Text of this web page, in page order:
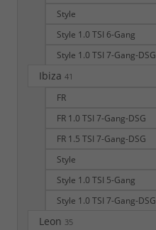
Style
Style 1.0 TSI 6-Gang
Style 1.0 TSI 7-Gang-DSG
Ibiza 41
FR
FR 1.0 TSI 7-Gang-DSG
FR 1.5 TSI 7-Gang-DSG
Style
Style 1.0 TSI 5-Gang
Style 1.0 TSI 7-Gang-DSG
Leon 35